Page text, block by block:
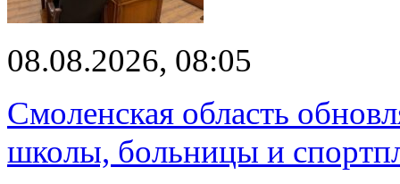
08.08.2026, 08:05
Смоленская область
школы, больницы и